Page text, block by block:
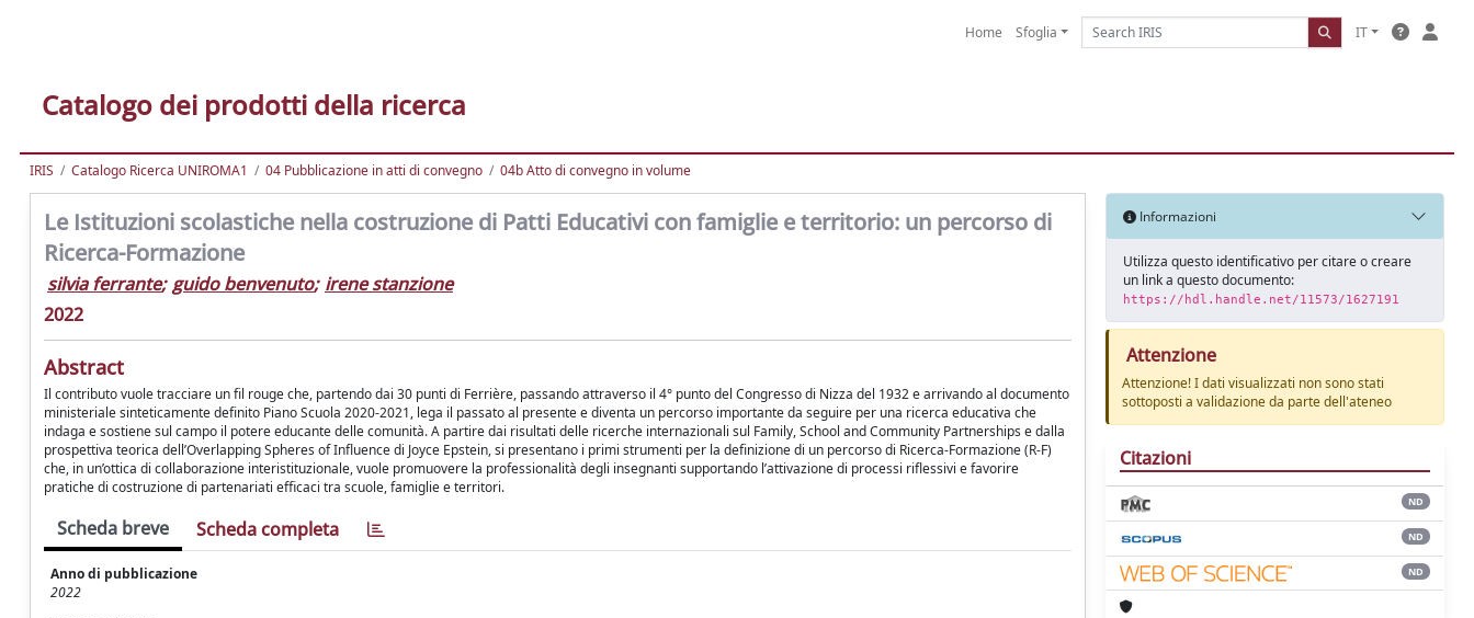
Home Sfoglia IT
Catalogo dei prodotti della ricerca
IRIS Catalogo Ricerca UNIROMA1 04 Pubblicazione in atti di convegno 04b Atto di convegno in volume
Le Istituzioni scolastiche nella costruzione di Patti Educativi con famiglie e territorio: un percorso di
Ricerca-Formazione
silvia ferrante; guido benvenuto; irene stanzione
2022
Abstract
Il contributo vuole tracciare un fil rouge che, partendo dai 30 punti di Ferrière, passando attraverso il 4° punto del Congresso di Nizza del 1932 e arrivando al documento
ministeriale sinteticamente definito Piano Scuola 2020-2021, lega il passato al presente e diventa un percorso importante da seguire per una ricerca educativa che
indaga e sostiene sul campo il potere educante delle comunità. A partire dai risultati delle ricerche internazionali sul Family, School and Community Partnerships e dalla
prospettiva teorica dell’Overlapping Spheres of Influence di Joyce Epstein, si presentano i primi strumenti per la definizione di un percorso di Ricerca-Formazione (R-F)
che, in un’ottica di collaborazione interistituzionale, vuole promuovere la professionalità degli insegnanti supportando l’attivazione di processi riflessivi e favorire
pratiche di costruzione di partenariati efficaci tra scuole, famiglie e territori.
Scheda breve Scheda completa
Anno di pubblicazione
2022
Informazioni
Utilizza questo identificativo per citare o creare
un link a questo documento:
https://hdl.handle.net/11573/1627191
Attenzione
Attenzione! I dati visualizzati non sono stati
sottoposti a validazione da parte dell'ateneo
Citazioni
ND
ND
ND